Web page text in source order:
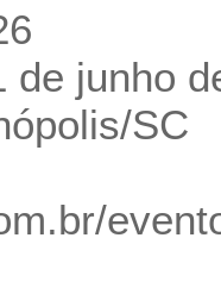
de junho
SC